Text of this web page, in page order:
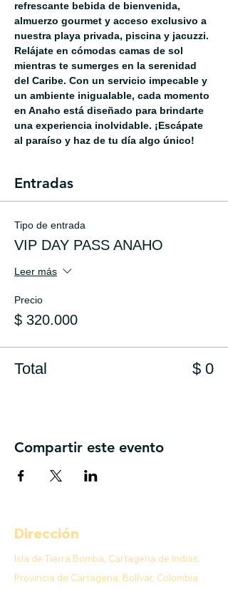
refrescante bebida de bienvenida,
almuerzo gourmet y acceso exclusivo a
nuestra playa privada, piscina y jacuzzi.
Relájate en cómodas camas de sol
mientras te sumerges en la serenidad
del Caribe. Con un servicio impecable y
un ambiente inigualable, cada momento
en Anaho está diseñado para brindarte
una experiencia inolvidable. ¡Escápate
al paraíso y haz de tu día algo único!
Entradas
Tipo de entrada
VIP DAY PASS ANAHO
Leer más
Precio
$ 320.000
Total $ 0
Compartir este evento
Dirección
Isla de Tierra Bomba, Cartagena de Indias,
Provincia de Cartagena, Bolívar, Colombia